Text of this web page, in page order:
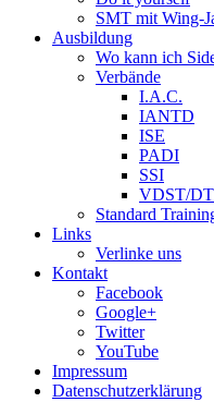
SMT mit Wing-
Ausbildung
Wo kann ich
Verbände
I.A.C.
IANTD
ISE
PADI
SSI
VDST/
Standard
Links
Verlinke uns
Kontakt
Facebook
Google+
Twitter
YouTube
Impressum
Datenschutzerklärung